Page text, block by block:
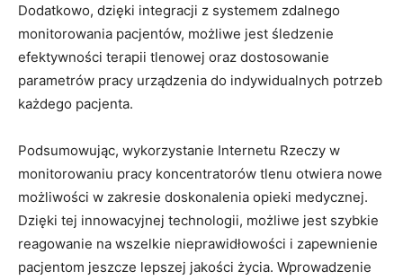
Dodatkowo, dzięki integracji z systemem⁢ zdalnego
‌monitorowania pacjentów, możliwe jest śledzenie
⁢efektywności terapii tlenowej oraz ⁣dostosowanie
parametrów ⁣pracy urządzenia do indywidualnych potrzeb
każdego pacjenta.
Podsumowując, wykorzystanie Internetu Rzeczy ​w‍
monitorowaniu pracy⁤ koncentratorów tlenu otwiera ⁢nowe
możliwości w zakresie ⁣doskonalenia opieki ⁣medycznej.
Dzięki tej innowacyjnej technologii, ‌możliwe jest szybkie
reagowanie‌ na ⁢wszelkie nieprawidłowości i zapewnienie
‌pacjentom​ jeszcze ​lepszej ⁤jakości ⁤życia. Wprowadzenie ​